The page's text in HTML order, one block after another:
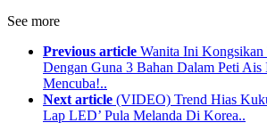
See more
Previous article Wanita Ini
Dengan Guna 3 Bahan Dalam Peti Ais
Mencuba!..
Next article (VIDEO) Trend Hias
Lap LED’ Pula Melanda Di Korea..